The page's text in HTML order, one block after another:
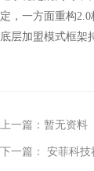
定，一方面重构
底层加盟模式框架
上一篇：暂无资料
下一篇： 安菲科技